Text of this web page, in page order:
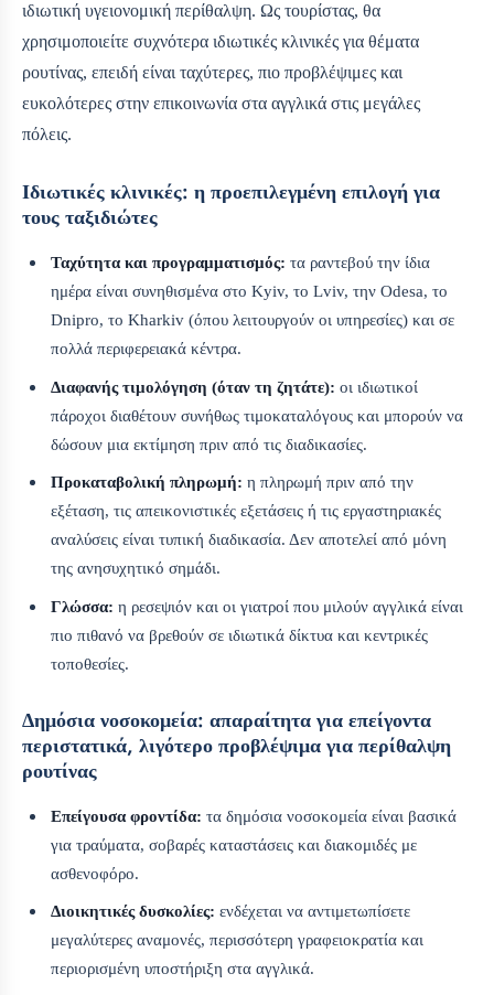
ιδιωτική υγειονομική περίθαλψη. Ως τουρίστας, θα
χρησιμοποιείτε συχνότερα ιδιωτικές κλινικές για θέματα
ρουτίνας, επειδή είναι ταχύτερες, πιο προβλέψιμες και
ευκολότερες στην επικοινωνία στα αγγλικά στις μεγάλες
πόλεις.
Ιδιωτικές κλινικές: η προεπιλεγμένη επιλογή για
τους ταξιδιώτες
Ταχύτητα και προγραμματισμός: τα ραντεβού την ίδια
ημέρα είναι συνηθισμένα στο Kyiv, το Lviv, την Odesa, το
Dnipro, το Kharkiv (όπου λειτουργούν οι υπηρεσίες) και σε
πολλά περιφερειακά κέντρα.
Διαφανής τιμολόγηση (όταν τη ζητάτε): οι ιδιωτικοί
πάροχοι διαθέτουν συνήθως τιμοκαταλόγους και μπορούν να
δώσουν μια εκτίμηση πριν από τις διαδικασίες.
Προκαταβολική πληρωμή: η πληρωμή πριν από την
εξέταση, τις απεικονιστικές εξετάσεις ή τις εργαστηριακές
αναλύσεις είναι τυπική διαδικασία. Δεν αποτελεί από μόνη
της ανησυχητικό σημάδι.
Γλώσσα: η ρεσεψιόν και οι γιατροί που μιλούν αγγλικά είναι
πιο πιθανό να βρεθούν σε ιδιωτικά δίκτυα και κεντρικές
τοποθεσίες.
Δημόσια νοσοκομεία: απαραίτητα για επείγοντα
περιστατικά, λιγότερο προβλέψιμα για περίθαλψη
ρουτίνας
Επείγουσα φροντίδα: τα δημόσια νοσοκομεία είναι βασικά
για τραύματα, σοβαρές καταστάσεις και διακομιδές με
ασθενοφόρο.
Διοικητικές δυσκολίες: ενδέχεται να αντιμετωπίσετε
μεγαλύτερες αναμονές, περισσότερη γραφειοκρατία και
περιορισμένη υποστήριξη στα αγγλικά.